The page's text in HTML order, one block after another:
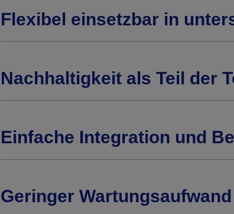
Flexibel einsetzbar in
Nachhaltigkeit als Teil der
Einfache Integration und
Geringer Wartungsaufwand